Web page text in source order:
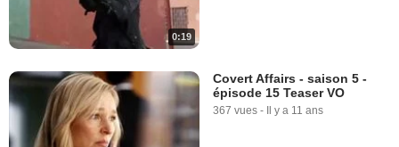
0:19
Covert Affairs - saison 5 -
épisode 15 Teaser VO
367 vues - Il y a 11 ans